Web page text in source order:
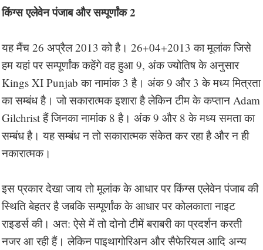
किंग्स एलेवेन पंजाब और सम्पूर्णांक 2
यह मैंच 26 अप्रैल 2013 को है। 26+04+2013 का मूलांक जिसे
हम यहां पर सम्पूर्णांक कहेंगे वह हुआ 9, अंक ज्योतिष के अनुसार
Kings XI Punjab का नामांक 3 है। अंक 9 और 3 के मध्य मित्रता
का सम्बंध है। जो सकारात्मक इशारा है लेकिन टीम के कप्तान Adam
Gilchrist हैं जिनका नामांक 8 है। अंक 9 और 8 के मध्य समता का
सम्बंध है। यह सम्बंध न तो सकारात्मक संकेत कर रहा है और न ही
नकारात्मक।
इस प्रकार देखा जाय तो मूलांक के आधार पर किंग्स एलेवेन पंजाब की
स्थिति बेहतर है जबकि सम्पूर्णांक के आधार पर कोलकाता नाइट
राइडर्स की। अत: ऐसे में तो दोनो टीमें बराबरी का प्रदर्शन करती
नजर आ रही हैं। लेकिन पाइथागोरिअन और सैफेरियल आदि अन्य